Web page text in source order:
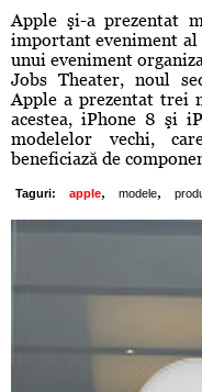
Apple şi-a prezentat
important eveniment
unui eveniment
Jobs Theater, noul
Apple a prezentat trei
acestea, iPhone 8 şi
modelelor vechi,
beneficiază de
Taguri: apple, modele,